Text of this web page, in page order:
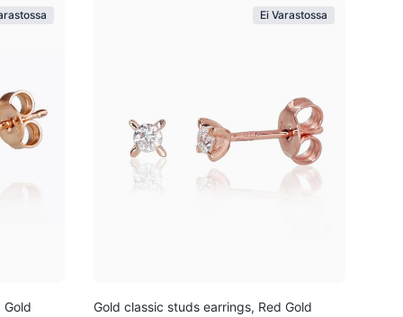
Gold
Ei Varastossa
Gold classic studs earrings, Red Gold